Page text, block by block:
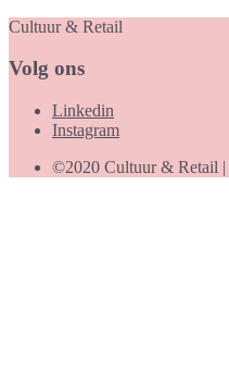
Cultuur & Retail
Volg ons
Linkedin
Instagram
©2020 Cultuur & Retail |